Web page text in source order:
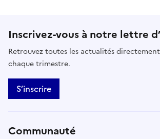
Inscrivez-vous à notre lettre
Retrouvez toutes les actualités
chaque trimestre.
S’inscrire
Communauté